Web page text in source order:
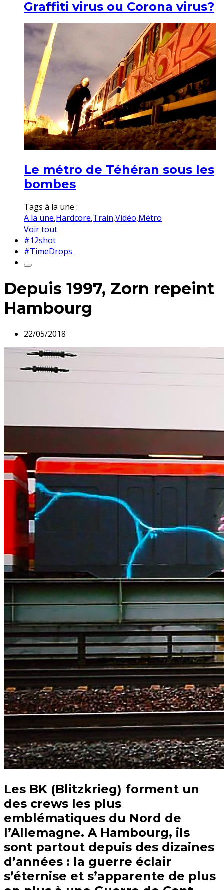
Graffiti virus ou Corona virus?
Le métro de Téhéran sous les
bombes
Tags à la une :
A la une,Hardcore,Train,Vidéo,Métro
Voir tout
#12shot
#TimeDrops
Depuis 1997, Zorn repeint
Hambourg
22/05/2018
Les BK (Blitzkrieg) forment un
des crews les plus
emblématiques du Nord de
l’Allemagne. A Hambourg, ils
sont partout depuis des dizaines
d’années : la guerre éclair
s’éternise et s’apparente de plus